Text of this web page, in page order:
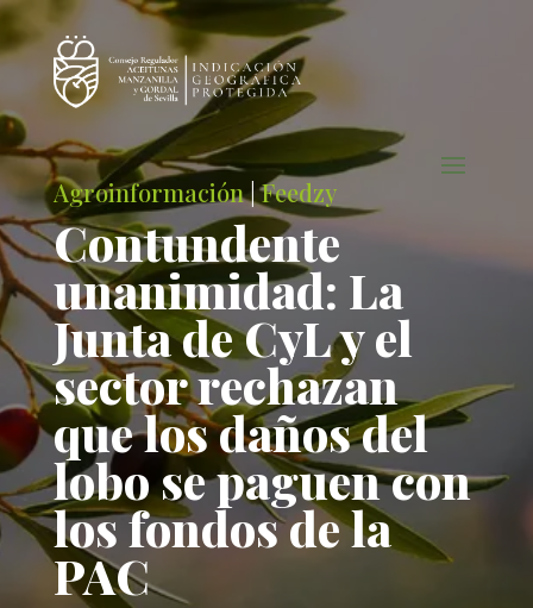
Agroinformación|Feedzy
Contundente
unanimidad: La
Junta de CyL y el
sector rechazan
que los daños del
lobo se paguen con
los fondos de la
PAC